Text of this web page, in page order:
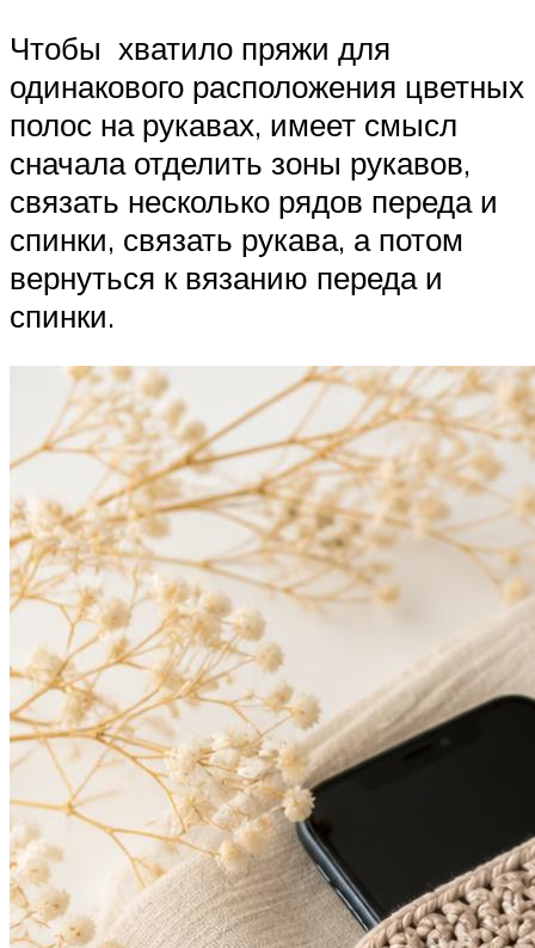
Чтобы хватило пряжи для
одинакового расположения цветных
полос на рукавах, имеет смысл
сначала отделить зоны рукавов,
связать несколько рядов переда и
спинки, связать рукава, а потом
вернуться к вязанию переда и
спинки.